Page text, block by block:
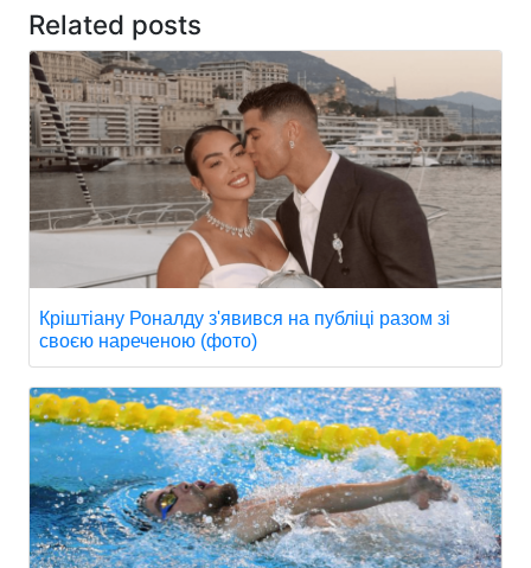
Related posts
Кріштіану Роналду з'явився на публіці разом зі
своєю нареченою (фото)